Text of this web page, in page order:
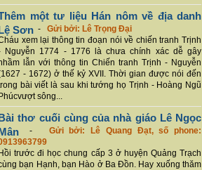
một tư liệu Hán nôm về địa danh
Sơn - Gửi bởi: Lê Trọng Đại
xem lại thông tin đoạn nói về chiến tranh Trịnh
Nguyễn 1774 - 1776 là chưa chính xác dễ gây
lẫn với thông tin Chiến tranh Trịnh - Nguyễn
- 1672) ở thế kỷ XVII. Thời gian được nói đến
bài viết là sau khi tướng họ Trịnh - Hoàng Ngũ
Phúcvượt sông...
thơ cuối cùng của nhà giáo Lê Ngọc
- Gửi bởi: Lê Quang Đạt, số phone:
Hồi trước đi học chung cấp 3 ở huyện Quảng Trạch
bạn Hạnh, bạn Hào ở Ba Đồn. Hay xuống thăm